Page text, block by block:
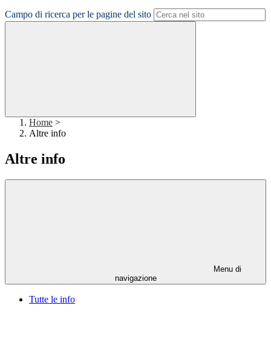
Campo di ricerca per le pagine del sito
Home >
Altre info
Altre info
Menu di
navigazione
Tutte le info